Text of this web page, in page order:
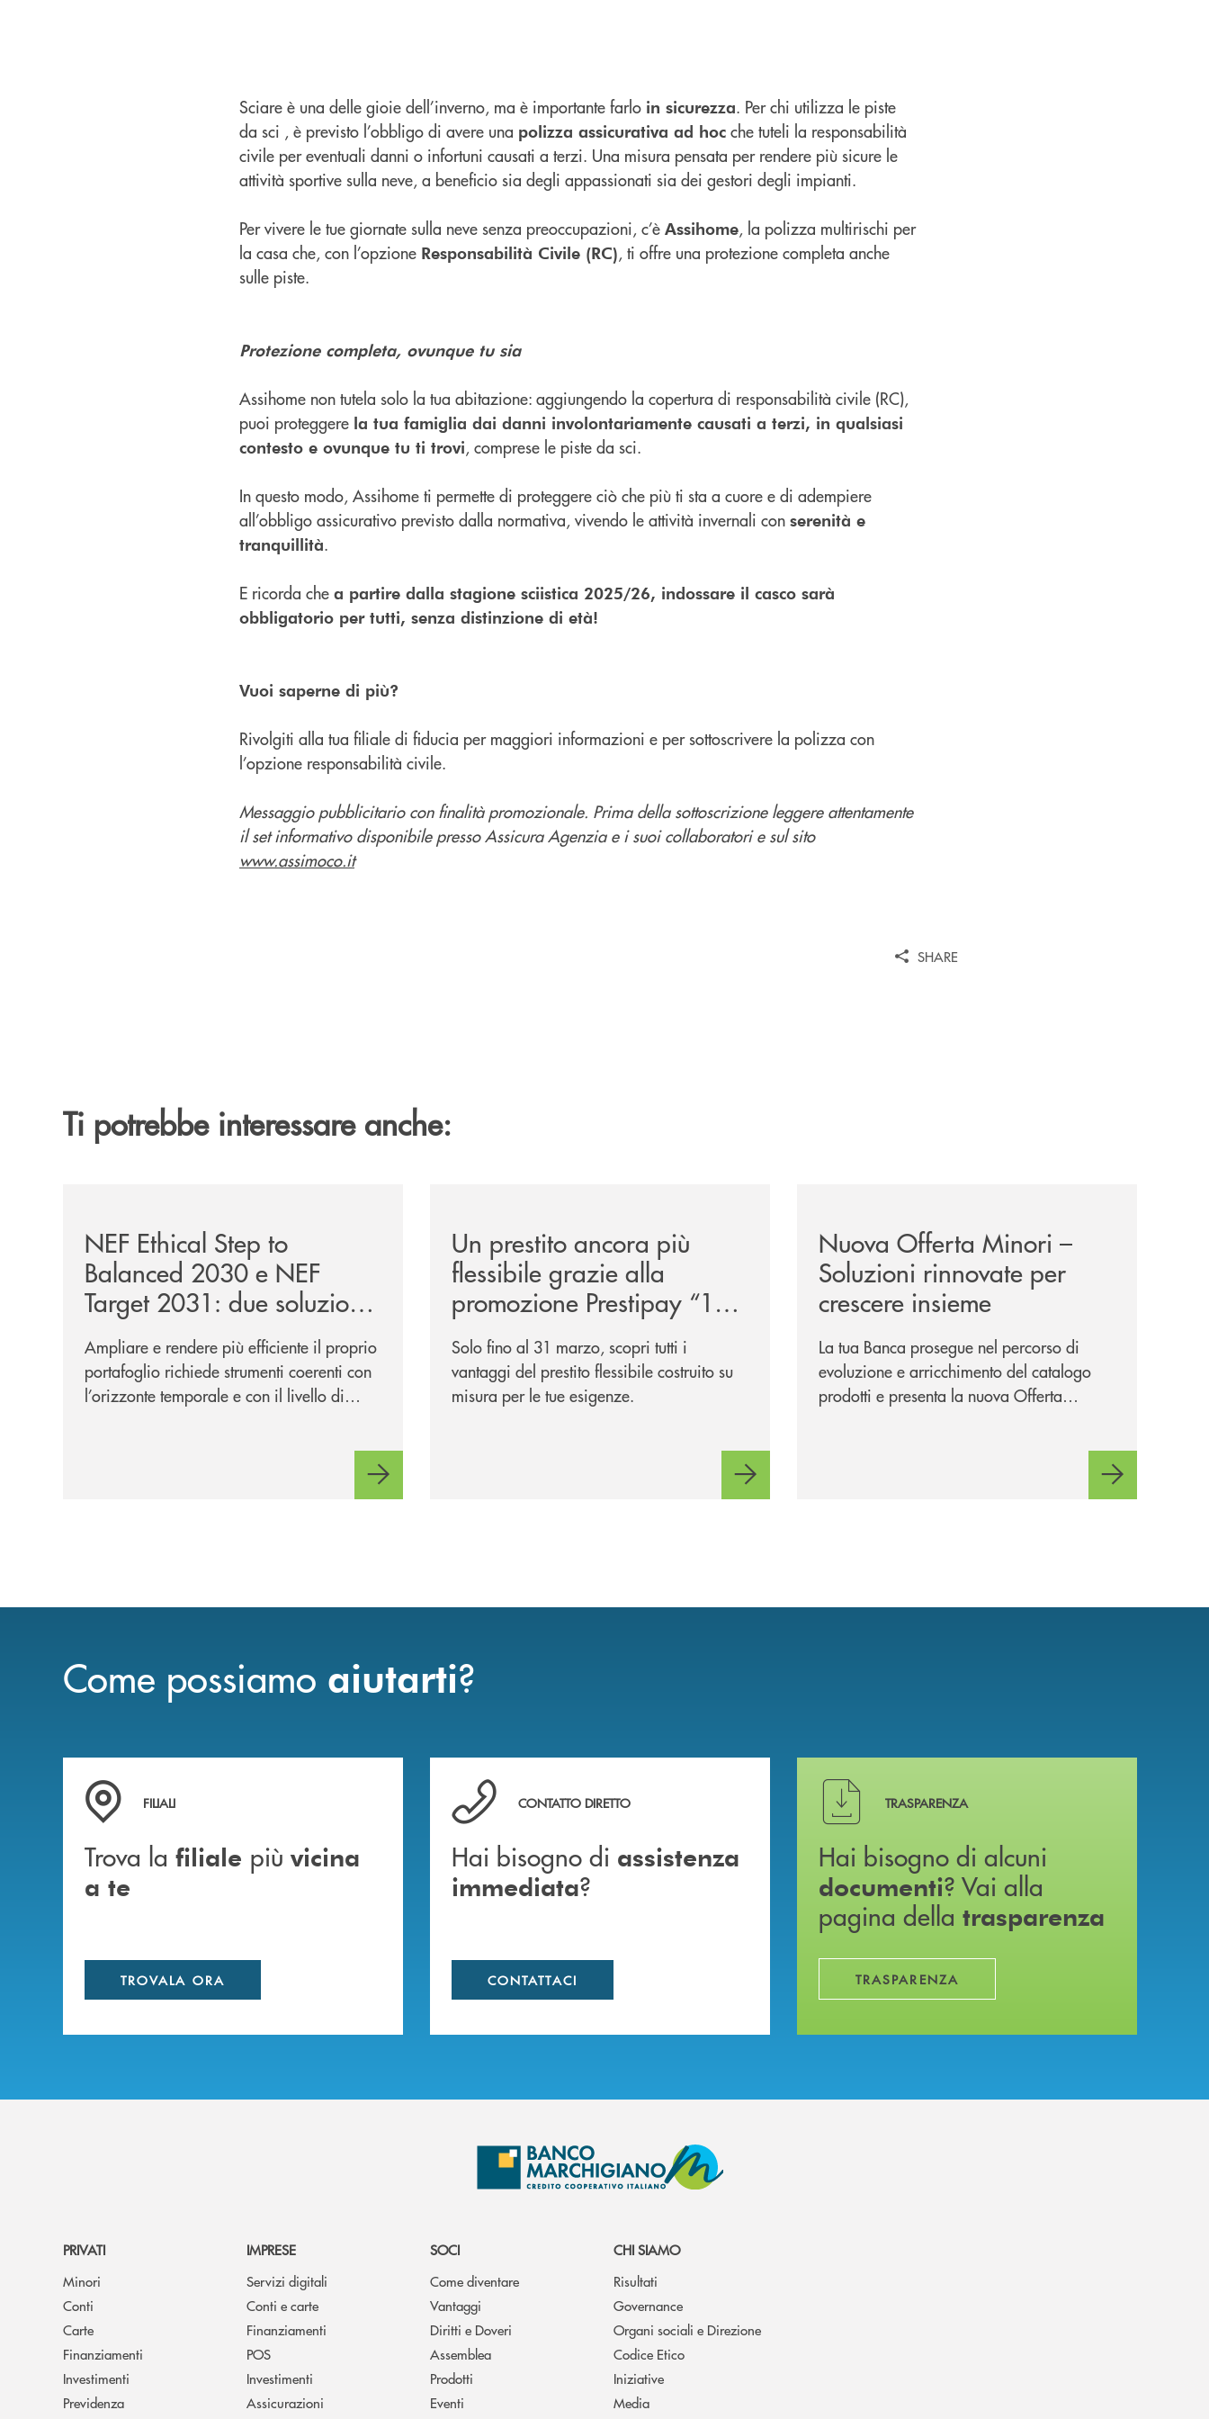
Sciare è una delle gioie dell’inverno, ma è importante farlo in sicurezza. Per chi utilizza le piste
da sci , è previsto l’obbligo di avere una polizza assicurativa ad hoc che tuteli la responsabilità
civile per eventuali danni o infortuni causati a terzi. Una misura pensata per rendere più sicure le
attività sportive sulla neve, a beneficio sia degli appassionati sia dei gestori degli impianti.
Per vivere le tue giornate sulla neve senza preoccupazioni, c’è Assihome, la polizza multirischi per
la casa che, con l’opzione Responsabilità Civile (RC), ti offre una protezione completa anche
sulle piste.
Protezione completa, ovunque tu sia
Assihome non tutela solo la tua abitazione: aggiungendo la copertura di responsabilità civile (RC),
puoi proteggere la tua famiglia dai danni involontariamente causati a terzi, in qualsiasi
contesto e ovunque tu ti trovi, comprese le piste da sci.
In questo modo, Assihome ti permette di proteggere ciò che più ti sta a cuore e di adempiere
all’obbligo assicurativo previsto dalla normativa, vivendo le attività invernali con serenità e
tranquillità.
E ricorda che a partire dalla stagione sciistica 2025/26, indossare il casco sarà
obbligatorio per tutti, senza distinzione di età!
Vuoi saperne di più?
Rivolgiti alla tua filiale di fiducia per maggiori informazioni e per sottoscrivere la polizza con
l’opzione responsabilità civile.
Messaggio pubblicitario con finalità promozionale. Prima della sottoscrizione leggere attentamente
il set informativo disponibile presso Assicura Agenzia e i suoi collaboratori e sul sito
www.assimoco.it
SHARE
Ti potrebbe interessare anche:
NEF Ethical Step to
Balanced 2030 e NEF
Target 2031: due soluzioni
per far evolvere i tuoi
investimenti
Ampliare e rendere più efficiente il proprio
portafoglio richiede strumenti coerenti con
l’orizzonte temporale e con il livello di
2030 e NEF Target 2031, due soluzioni tra
Un prestito ancora più
flessibile grazie alla
promozione Prestipay “110
Volte Su Misura per Te!”
Solo fino al 31 marzo, scopri tutti i
vantaggi del prestito flessibile costruito su
misura per le tue esigenze.
Nuova Offerta Minori –
Soluzioni rinnovate per
crescere insieme
La tua Banca prosegue nel percorso di
evoluzione e arricchimento del catalogo
prodotti e presenta la nuova Offerta
Come possiamo aiutarti?
Trova la filiale più vicina a te
FILIALI
Trova la filiale più vicina
a te
TROVALA ORA
Hai bisogno di assistenza immediata ?
CONTATTO DIRETTO
Hai bisogno di assistenza
immediata?
CONTATTACI
Hai bisogno di alcuni documenti ? Vai alla pagina della
TRASPARENZA
Hai bisogno di alcuni
documenti? Vai alla
pagina della trasparenza
TRASPARENZA
PRIVATI
Minori
Conti
Carte
Finanziamenti
Investimenti
Previdenza
IMPRESE
Servizi digitali
Conti e carte
Finanziamenti
POS
Investimenti
Assicurazioni
SOCI
Come diventare
Vantaggi
Diritti e Doveri
Assemblea
Prodotti
Eventi
CHI SIAMO
Risultati
Governance
Organi sociali e Direzione
Codice Etico
Iniziative
Media